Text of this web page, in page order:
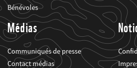
Bénévoles
Médias
Communiqués de presse
Contact médias